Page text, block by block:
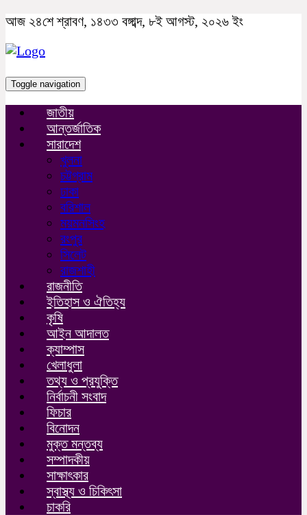
আজ ২৪শে শ্রাবণ, ১৪৩৩ বঙ্গাব্দ, ৮ই আগস্ট, ২০২৬ ইং
Toggle navigation
জাতীয়
আন্তর্জাতিক
সারাদেশ
খুলনা
চট্টগ্রাম
ঢাকা
বরিশাল
ময়মনসিংহ
রংপুর
সিলেট
রাজশাহী
রাজনীতি
ইতিহাস ও ঐতিহ্য
কৃষি
আইন আদালত
ক্যাম্পাস
খেলাধুলা
তথ্য ও প্রযুক্তি
নির্বাচনী সংবাদ
ফিচার
বিনোদন
মুক্ত মন্তব্য
সম্পাদকীয়
সাক্ষাৎকার
স্বাস্থ্য ও চিকিৎসা
চাকরি